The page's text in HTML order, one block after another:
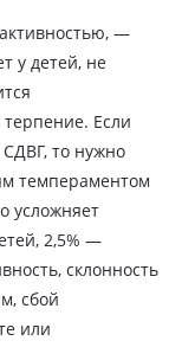
—
у детей, не
Если
то нужно
темпераментом
усложняет
2,5% —
склонность
сбой
или